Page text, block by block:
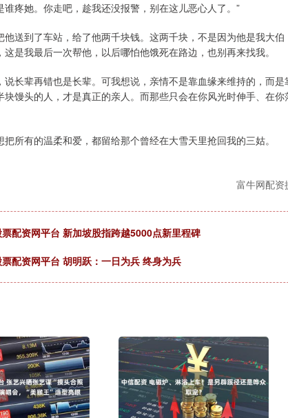
谁疼她。你走吧，趁我还没报警，别在这儿恶心人了。”
他送到了车站，给了他两千块钱。这两千块，不是因为他是我大
是我最后一次帮他，以后哪怕他饿死在路边，也别再来找我。
说长辈再错也是长辈。可我想说，亲情不是靠血缘来维持的，而
块馒头的人，才是真正的亲人。而那些只会在你风光时伸手、在
所有的温柔和爱，都留给那个曾经在大雪天里抢回我的三姑。
富牛网配资
配资网平台 新加坡股指跨越5000点新里程碑
配资网平台 胡明跃：一日为兵 终身为兵